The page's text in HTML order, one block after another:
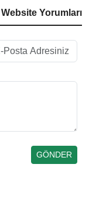
Website Yorumları